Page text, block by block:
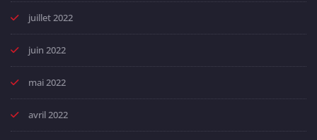
juillet 2022
juin 2022
mai 2022
avril 2022